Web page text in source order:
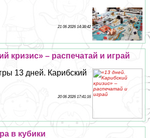
21 06 2026 14:38:42
кризис» – распечатай и играй
13 дней. Карибский
20 06 2026 17:41:16
в кубики